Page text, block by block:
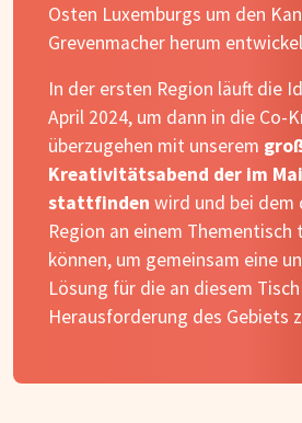
Osten Luxemburgs um den
Grevenmacher herum
In der ersten Region läuft die
April 2024, um dann in die Co-
überzugehen mit unserem
Kreativitätsabend der im
stattfinden wird und bei dem
Region an einem Thementisch
können, um gemeinsam eine
Lösung für die an diesem
Herausforderung des Gebiets